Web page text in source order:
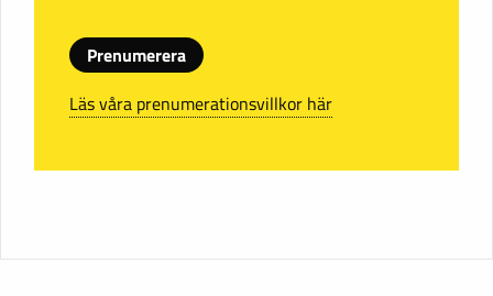
Prenumerera
Läs våra prenumerationsvillkor här